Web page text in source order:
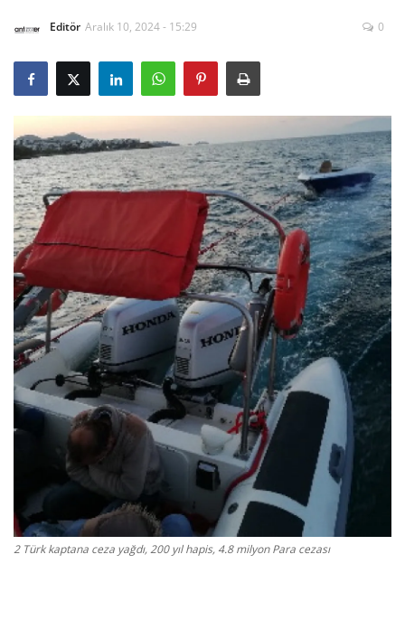
Asayiş
Çevre
Gizlilik Politikası
Reklam ve İşbirliği
Bodrum Trafik Yoğunluk Haritası
Turizm
Siyaset
Bodrum Nöbetçi Eczaneler
Köşe Yazarları
Spor
Kültür Sanat Tarih
Sağlık
Editör Aralık 10, 2024 - 15:29 0
2 Türk kaptana ceza yağdı, 200 yıl hapis, 4.8 milyon Para cezası